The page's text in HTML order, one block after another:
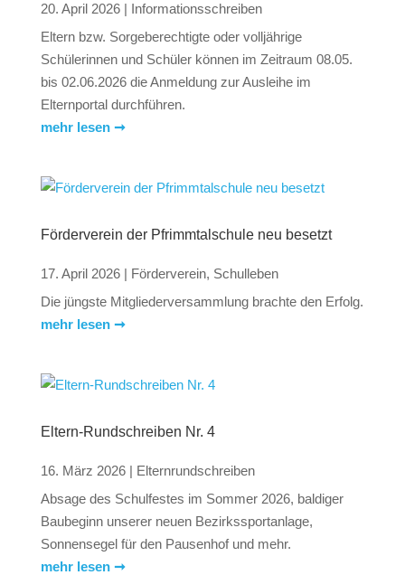
20. April 2026| Informationsschreiben
Eltern bzw. Sorgeberechtigte oder volljährige
Schülerinnen und Schüler können im Zeitraum 08.05.
bis 02.06.2026 die Anmeldung zur Ausleihe im
Elternportal durchführen.
mehr lesen ➞
Förderverein der Pfrimmtalschule neu besetzt
17. April 2026| Förderverein, Schulleben
Die jüngste Mitglieder­versammlung brachte den Erfolg.
mehr lesen ➞
Eltern-Rundschreiben Nr. 4
16. März 2026| Elternrundschreiben
Absage des Schulfestes im Sommer 2026, baldiger
Baubeginn unserer neuen Bezirkssportanlage,
Sonnensegel für den Pausenhof und mehr.
mehr lesen ➞